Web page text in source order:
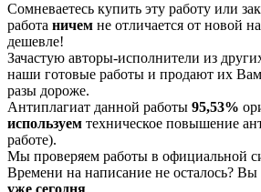
Сомневаетесь купить эту работу или
работа ничем не отличается от новой
дешевле!
Зачастую авторы-исполнители из
наши готовые работы и продают их
разы дороже.
Антиплагиат данной работы 95,53%
используем техническое повышение
работе).
Мы проверяем работы в официальной
Времени на написание не осталось? Вы